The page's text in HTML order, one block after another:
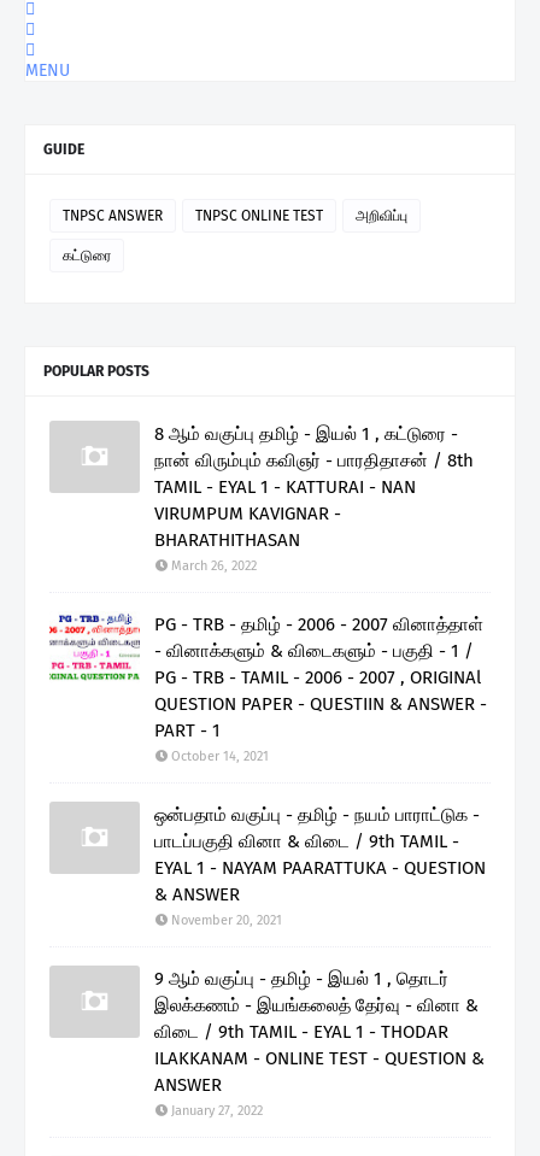
MENU
GUIDE
TNPSC ANSWER TNPSC ONLINE TEST அறிவிப்பு
கட்டுரை
POPULAR POSTS
8 ஆம் வகுப்பு தமிழ் - இயல் 1 , கட்டுரை -
நான் விரும்பும் கவிஞர் - பாரதிதாசன் / 8th
TAMIL - EYAL 1 - KATTURAI - NAN
VIRUMPUM KAVIGNAR -
BHARATHITHASAN
March 26, 2022
PG - TRB - தமிழ் - 2006 - 2007 வினாத்தாள்
- வினாக்களும் & விடைகளும் - பகுதி - 1 /
PG - TRB - TAMIL - 2006 - 2007 , ORIGINAl
QUESTION PAPER - QUESTIIN & ANSWER -
PART - 1
October 14, 2021
ஒன்பதாம் வகுப்பு - தமிழ் - நயம் பாராட்டுக -
பாடப்பகுதி வினா & விடை / 9th TAMIL -
EYAL 1 - NAYAM PAARATTUKA - QUESTION
& ANSWER
November 20, 2021
9 ஆம் வகுப்பு - தமிழ் - இயல் 1 , தொடர்
இலக்கணம் - இயங்கலைத் தேர்வு - வினா &
விடை / 9th TAMIL - EYAL 1 - THODAR
ILAKKANAM - ONLINE TEST - QUESTION &
ANSWER
January 27, 2022